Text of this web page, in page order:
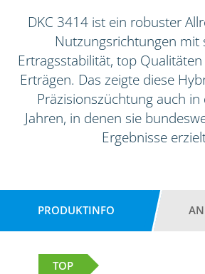
DKC 3414 ist ein robuster
Nutzungsrichtungen mit
Ertragsstabilität, top
Erträgen. Das zeigte diese
Präzisionszüchtung auch in
Jahren, in denen sie
Ergebnisse
PRODUKTINFO
TOP